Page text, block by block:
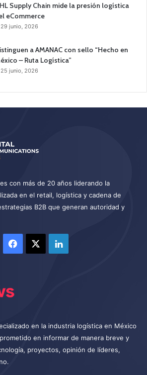
Supply Chain mide la presión logística
eCommerce
29 junio, 2026
a AMANAC con sello “Hecho en
– Ruta Logística”
25 junio, 2026
con más de 20 años liderando la
en el retail, logística y cadena de
B2B que generan autoridad y
Facebook LinkedIn
en la industria logística en México
en informar de manera breve y
proyectos, opinión de líderes,